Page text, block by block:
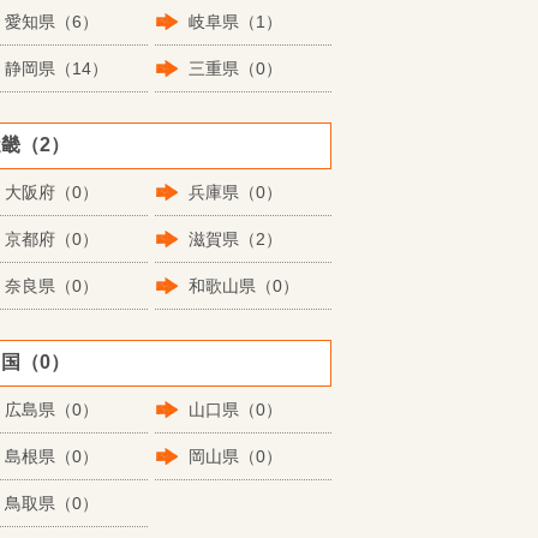
愛知県（6） 岐阜県（1）
静岡県（14） 三重県（0）
（2）
大阪府（0） 兵庫県（0）
京都府（0） 滋賀県（2）
奈良県（0） 和歌山県（0）
（0）
広島県（0） 山口県（0）
島根県（0） 岡山県（0）
鳥取県（0）